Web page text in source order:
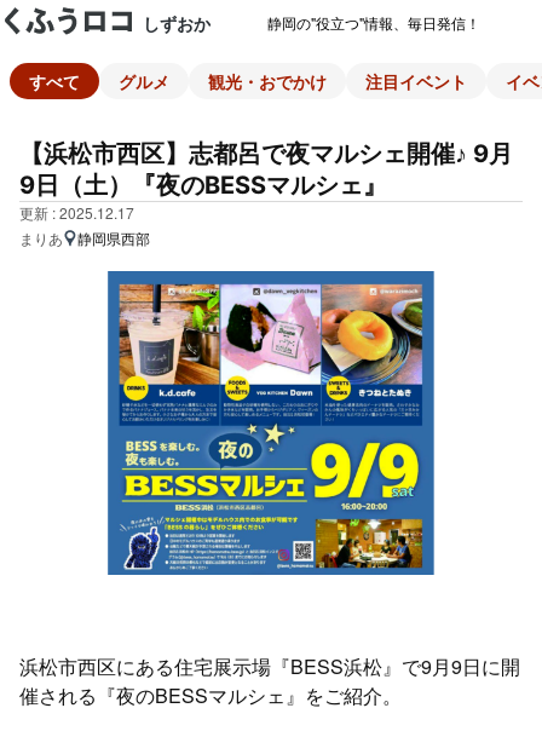
しずおか 静岡の"役立つ"情報、毎日発信！
すべて グルメ 観光・おでかけ 注目イベント イ
【浜松市西区】志都呂で夜マルシェ開催♪ 9月
9日（土）『夜のBESSマルシェ』
更新 : 2025.12.17
まりあ
静岡県西部
浜松市西区にある住宅展示場『BESS浜松』で9月9日に開
催される『夜のBESSマルシェ』をご紹介。